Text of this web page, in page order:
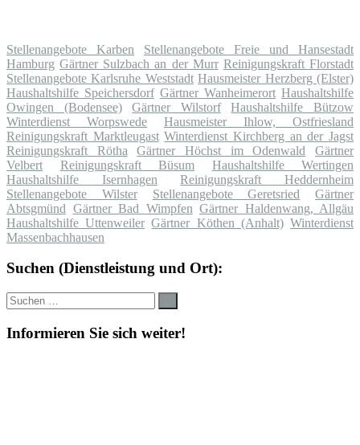
Stellenangebote Karben
Stellenangebote Freie und Hansestadt
Hamburg Gärtner Sulzbach an der Murr Reinigungskraft Florstadt
Stellenangebote Karlsruhe Weststadt Hausmeister Herzberg (Elster)
Haushaltshilfe Speichersdorf Gärtner Wanheimerort Haushaltshilfe
Owingen (Bodensee)
Gärtner Wilstorf
Haushaltshilfe Bützow
Winterdienst Worpswede
Hausmeister Ihlow, Ostfriesland
Reinigungskraft Marktleugast Winterdienst Kirchberg an der Jagst
Reinigungskraft Rötha
Gärtner Höchst im Odenwald
Gärtner
Velbert
Reinigungskraft Büsum
Haushaltshilfe Wertingen
Haushaltshilfe Isernhagen
Reinigungskraft Heddernheim
Stellenangebote Wilster
Stellenangebote Geretsried
Gärtner
Abtsgmünd Gärtner Bad Wimpfen Gärtner Haldenwang, Allgäu
Haushaltshilfe Uttenweiler Gärtner Köthen (Anhalt) Winterdienst
Massenbachhausen
Suchen (Dienstleistung und Ort):
Suche
nach:
Informieren Sie sich weiter!